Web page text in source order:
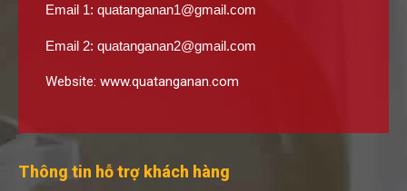
Email 1: quatanganan1@gmail.com
Email 2: quatanganan2@gmail.com
Website: www.quatanganan.com
Thông tin hỗ trợ khách hàng